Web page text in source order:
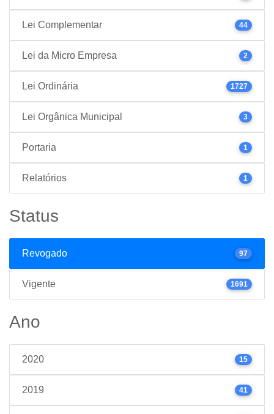
Lei Complementar 44
Lei da Micro Empresa 2
Lei Ordinária 1727
Lei Orgânica Municipal 3
Portaria 1
Relatórios 1
Status
Revogado 97
Vigente 1691
Ano
2020 15
2019 41